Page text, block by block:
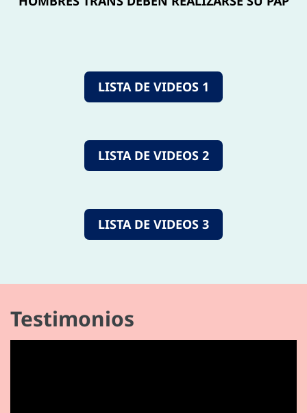
LISTA DE VIDEOS 1
LISTA DE VIDEOS 2
LISTA DE VIDEOS 3
Testimonios